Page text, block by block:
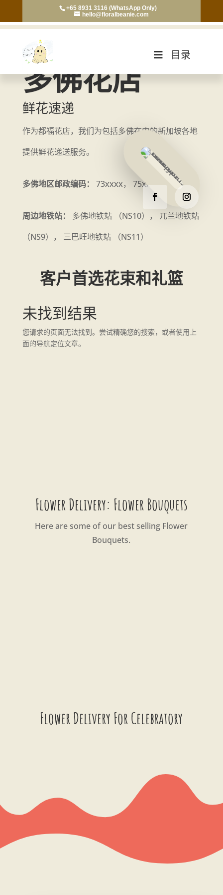
+65 8931 3116 (WhatsApp Only)
hello@floralbeanie.com
目录
多佛花店
鲜花速递
作为都福花店，我们为包括多佛在内的新加坡各地
提供鲜花递送服务。
多佛地区邮政编码： 73xxxx， 75xxxx
周边地铁站：
多佛地铁站 （NS10）， 兀兰地铁站
（NS9）， 三巴旺地铁站 （NS11）
客户首选花束和礼篮
未找到结果
您请求的页面无法找到。尝试精确您的搜索，或者使用上
面的导航定位文章。
Flower Delivery: Flower Bouquets
Here are some of our best selling Flower
Bouquets.
Flower Delivery For Celebratory